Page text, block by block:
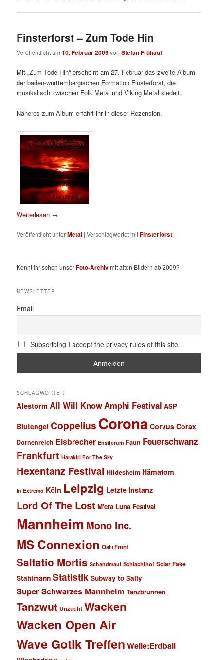
Finsterforst – Zum Tode Hin
Veröffentlicht am10. Februar 2009vonStefan Frühauf
Mit „Zum Tode Hin“ erscheint am 27. Februar das zweite Album
der baden-württembergischen Formation Finsterforst, die
musikalisch zwischen Folk Metal und Viking Metal siedelt.
Näheres zum Album erfahrt ihr in dieser Rezension.
Weiterlesen →
Veröffentlicht unterMetal |Verschlagwortet mitFinsterforst
Kennt ihr schon unserFoto-Archivmit alten Bildern ab 2009?
NEWSLETTER
Email
Subscribing I accept the privacy rules of this site
SCHLAGWÖRTER
Alestorm All Will KnowAmphi Festival ASP
Blutengel Coppelius Corona Corvus Corax
Dornenreich Eisbrecher Ensiferum Faun Feuerschwanz
Frankfurt Harakiri For The Sky
Hexentanz Festival Hildesheim Hämatom
In Extremo Köln Leipzig Letzte Instanz
Lord Of The Lost M'era Luna Festival
Mannheim Mono Inc.
MS Connexion Ost+Front
Saltatio Mortis Schandmaul Schlachthof Solar Fake
Stahlmann Statistik Subway to Sally
Super Schwarzes Mannheim Tanzbrunnen
Tanzwut Unzucht Wacken
Wacken Open Air
Wave Gotik Treffen Welle:Erdball